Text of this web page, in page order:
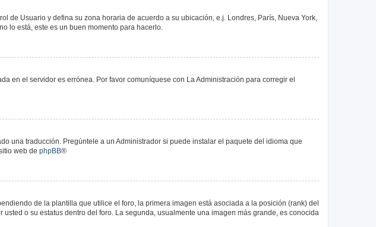
de Usuario y defina su zona horaria de acuerdo a su ubicación, e.j. Londres, París, Nueva York,
lo está, este es un buen momento para hacerlo.
en el servidor es errónea. Por favor comuníquese con La Administración para corregir el
una traducción. Pregúntele a un Administrador si puede instalar el paquete del idioma que
web de phpBB®
de la plantilla que utilice el foro, la primera imagen está asociada a la posición (rank) del
o su estatus dentro del foro. La segunda, usualmente una imagen más grande, es conocida